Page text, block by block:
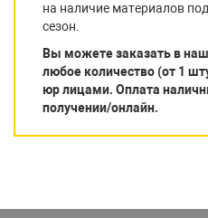
на наличие материалов
сезон.
Вы можете заказать в
любое количество (от 1
юр лицами. Оплата
получении/онлайн.